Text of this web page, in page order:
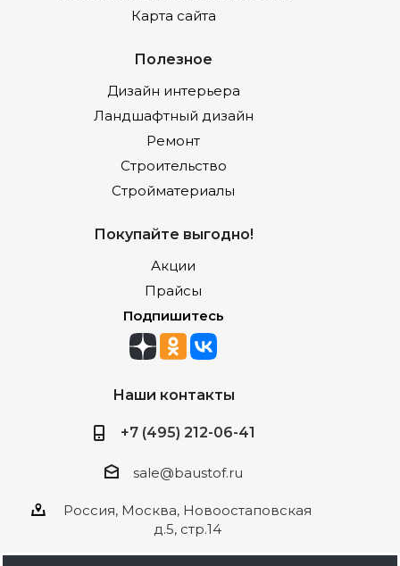
Карта сайта
Полезное
Дизайн интерьера
Ландшафтный дизайн
Ремонт
Строительство
Стройматериалы
Покупайте выгодно!
Акции
Прайсы
Подпишитесь
Наши контакты
+7 (495) 212-06-41
sale@baustof.ru
Россия, Москва, Новоостаповская
д.5, стр.14